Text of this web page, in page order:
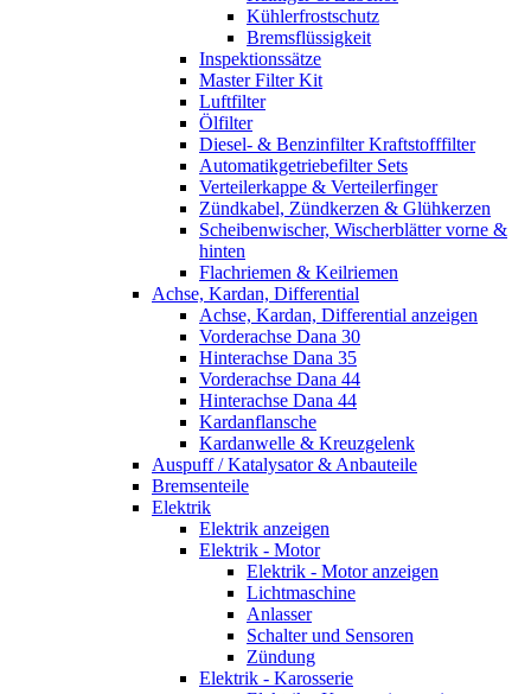
Kühlerfrostschutz
Bremsflüssigkeit
Inspektionssätze
Master Filter Kit
Luftfilter
Ölfilter
Diesel- & Benzinfilter Kraftstofffilter
Automatikgetriebefilter Sets
Verteilerkappe & Verteilerfinger
Zündkabel, Zündkerzen & Glühkerzen
Scheibenwischer, Wischerblätter vorne &
hinten
Flachriemen & Keilriemen
Achse, Kardan, Differential
Achse, Kardan, Differential anzeigen
Vorderachse Dana 30
Hinterachse Dana 35
Vorderachse Dana 44
Hinterachse Dana 44
Kardanflansche
Kardanwelle & Kreuzgelenk
Auspuff / Katalysator & Anbauteile
Bremsenteile
Elektrik
Elektrik anzeigen
Elektrik - Motor
Elektrik - Motor anzeigen
Lichtmaschine
Anlasser
Schalter und Sensoren
Zündung
Elektrik - Karosserie